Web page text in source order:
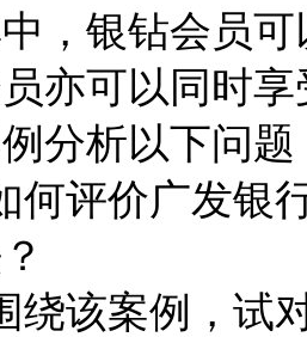
银钻会员可
亦可以同时
分析以下问题
何评价广发银
绕该案例，试